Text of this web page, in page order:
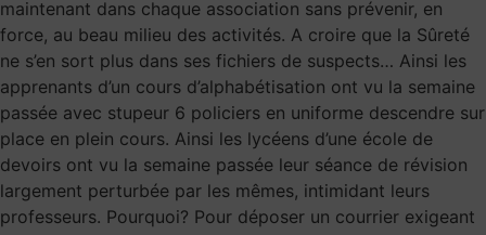
maintenant dans chaque association sans prévenir, en
force, au beau milieu des activités. A croire que la Sûreté
ne s’en sort plus dans ses fichiers de suspects… Ainsi les
apprenants d’un cours d’alphabétisation ont vu la semaine
passée avec stupeur 6 policiers en uniforme descendre sur
place en plein cours. Ainsi les lycéens d’une école de
devoirs ont vu la semaine passée leur séance de révision
largement perturbée par les mêmes, intimidant leurs
professeurs. Pourquoi? Pour déposer un courrier exigeant